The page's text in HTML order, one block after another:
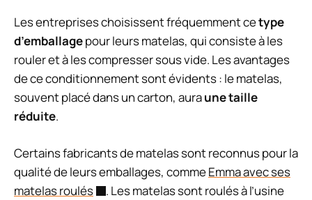
Les entreprises choisissent fréquemment cetype
d’emballagepour leurs matelas, qui consiste à les
rouler et à les compresser sous vide. Les avantages
de ce conditionnement sont évidents : le matelas,
souvent placé dans un carton, auraune taille
réduite.
Certains fabricants de matelas sont reconnus pour la
qualité de leurs emballages, commeEmma avec ses
matelas roulés
. Les matelas sont roulés à l’usine